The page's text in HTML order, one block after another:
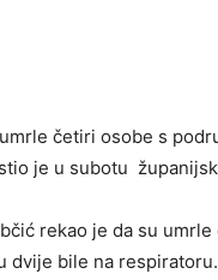
četiri osobe s
je u subotu
rekao je da su
dvije bile na